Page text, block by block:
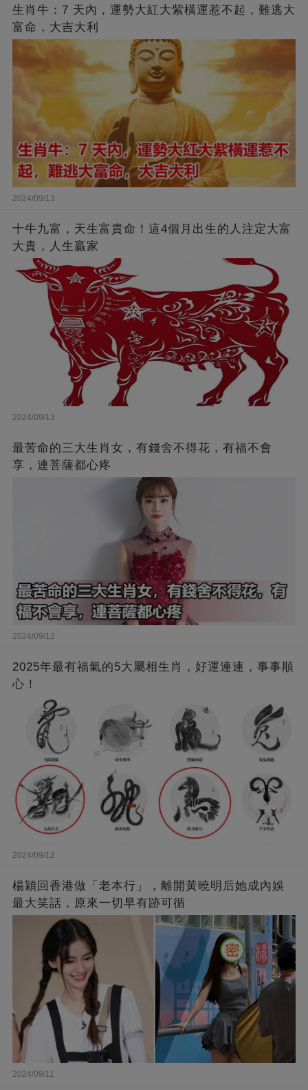
生肖牛：7 天內，運勢大紅大紫橫運惹不起，難逃大
富命，大吉大利
2024/09/13
十牛九富，天生富貴命！這4個月出生的人注定大富
大貴，人生贏家
2024/09/13
最苦命的三大生肖女，有錢舍不得花，有福不會
享，連菩薩都心疼
2024/09/12
2025年最有福氣的5大屬相生肖，好運連連，事事順
心！
2024/09/12
楊穎回香港做「老本行」，離開黃曉明后她成內娛
最大笑話，原來一切早有跡可循
2024/09/11